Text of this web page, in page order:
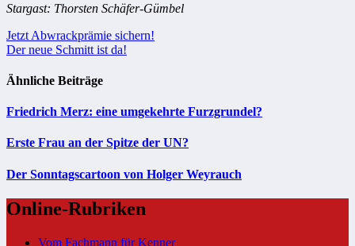
Stargast: Thorsten Schäfer-Gümbel
Beitragsnavigation
Jetzt Abwrackprämie sichern!
Der neue Schmitt ist da!
Ähnliche Beiträge
Friedrich Merz: eine umgekehrte Furzgrundel?
Erste Frau an der Spitze der UN?
Der Sonntagscartoon von Holger Weyrauch
Online-Rubriken
Vom Fachmann für Kenner